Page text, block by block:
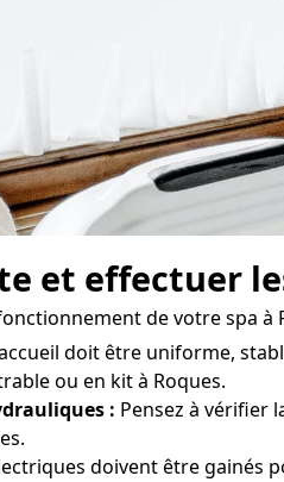
et effectuer
de votre spa
doit être uniforme,
ou en kit à Roques.
: Pensez à vérifier
doivent être